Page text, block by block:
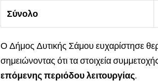
Σύνολο
Ο Δήμος Δυτικής Σάμου ευχαρίστησε
σημειώνοντας ότι τα στοιχεία
επόμενης περιόδου λειτουργίας.